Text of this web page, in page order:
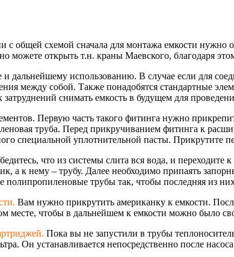
с общей схемой сначала для монтажа емкости нужно
можете открыть т.н. краны Маевского, благодаря
дальнейшему использованию. В случае если для
между собой. Также понадобятся стандартные
снимать емкость в будущем для
Первую часть такого фитинга нужно
труба. Перед прикручиванием фитинга к
специальной уплотнительной пасты. Прикрутите
что из системы слита вся вода, и переходите
к нему – трубу. Далее необходимо припаять
полипропиленовые трубы так, чтобы последняя из
Вам нужно прикрутить американку к емкости.
месте, чтобы в дальнейшем к емкости можно было
Пока вы не запустили в трубы
Он устанавливается непосредственно после